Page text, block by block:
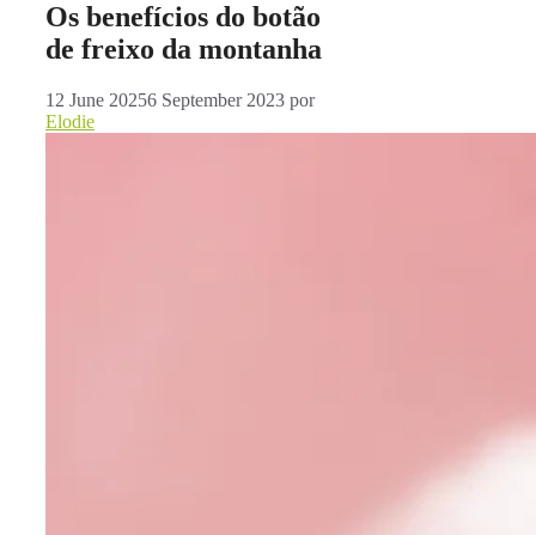
Os benefícios do botão
de freixo da montanha
12 June 20256 September 2023 por
Elodie